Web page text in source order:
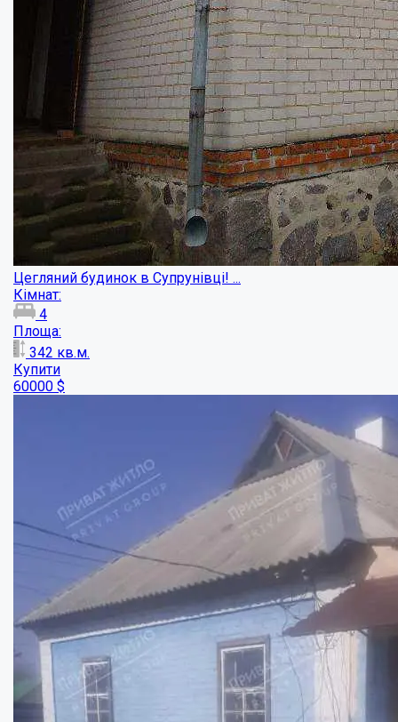
У продажу частина будинку, Супрунівка...
Кімнат:
35кв.м.
Купити
27000
$